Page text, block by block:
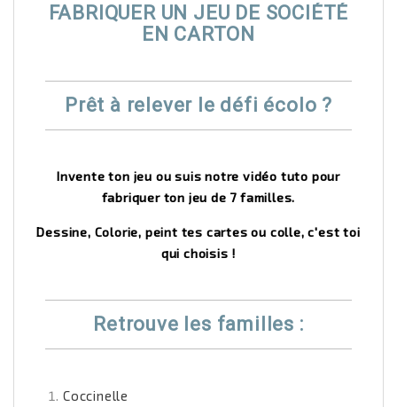
FABRIQUER UN JEU DE SOCIÉTÉ
EN CARTON
Prêt à relever le défi écolo ?
Invente ton jeu ou suis notre vidéo tuto pour
fabriquer ton jeu de 7 familles.
Dessine, Colorie, peint tes cartes ou colle, c'est toi
qui choisis !
Retrouve les familles :
Coccinelle